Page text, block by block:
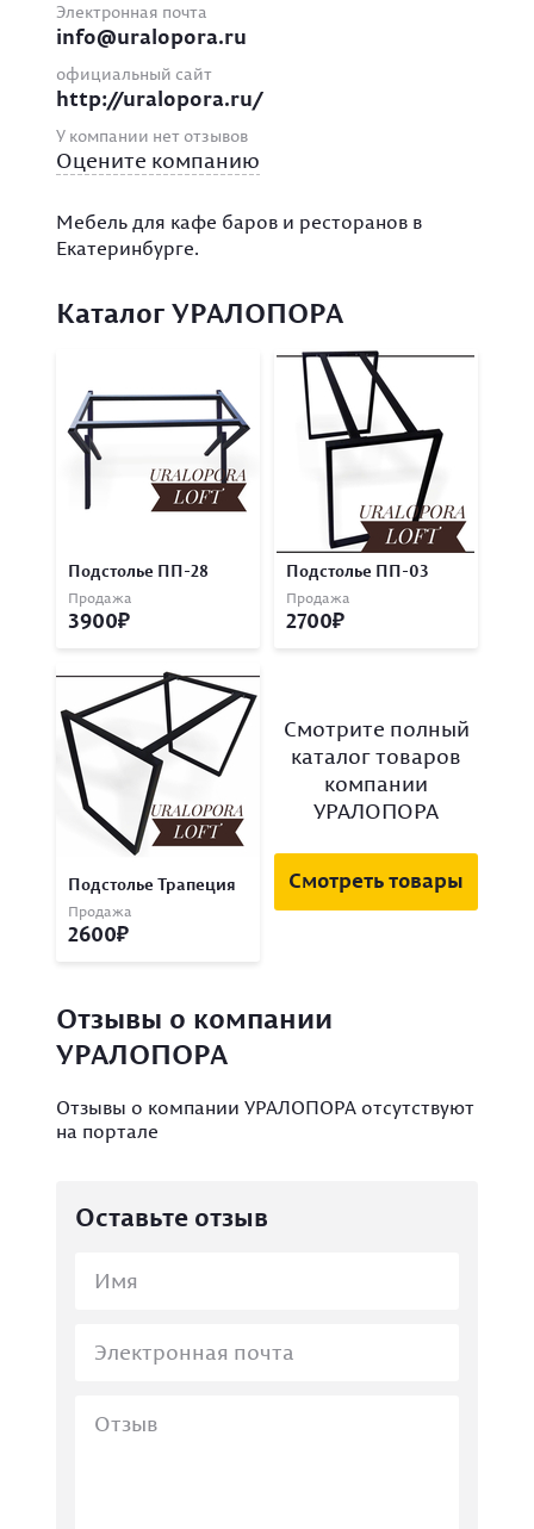
Электронная почта
info@uralopora.ru
официальный сайт
http://uralopora.ru/
У компании нет отзывов
Оцените компанию
Мебель для кафе баров и ресторанов в
Екатеринбурге.
Каталог УРАЛОПОРА
Подстолье ПП-28
Продажа
3900
Подстолье ПП-03
Продажа
2700
Подстолье Трапеция
Продажа
2600
Смотрите полный
каталог товаров
компании
УРАЛОПОРА
Смотреть товары
Отзывы о компании
УРАЛОПОРА
Отзывы о компании УРАЛОПОРА отсутствуют
на портале
Оставьте отзыв